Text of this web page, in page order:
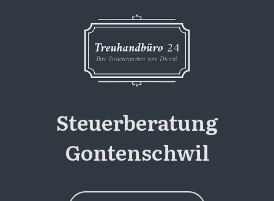
Steuerberatung
Gontenschwil